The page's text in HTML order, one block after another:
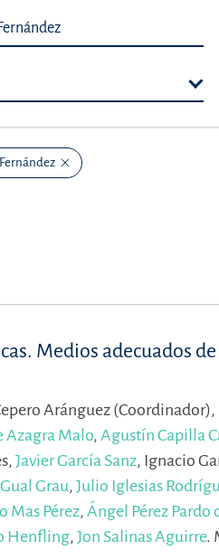
Medios adecuados
Aránguez (Coordinador),
Azagra Malo, Agustín Capilla
Javier García Sanz, Ignacio
Grau, Julio Iglesias
Mas Pérez, Ángel Pérez Pardo
Henfling, Jon Salinas Aguirre.